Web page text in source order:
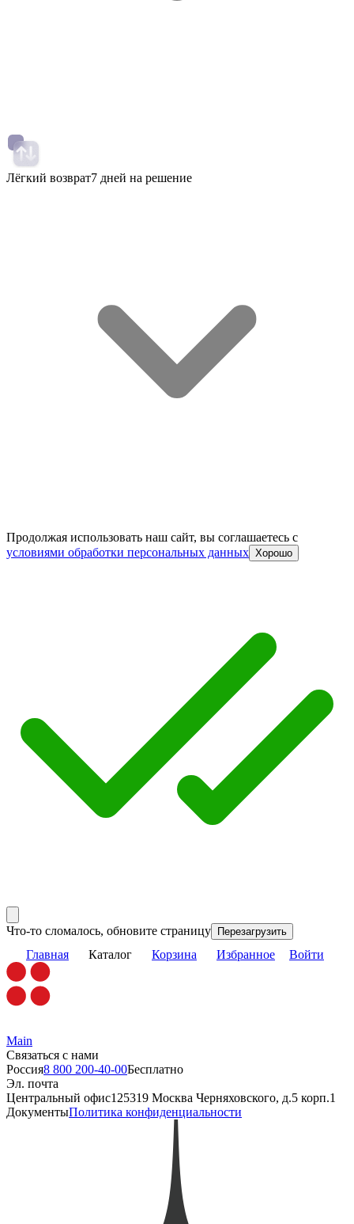
Лёгкий возврат7 дней на решение
Продолжая использовать наш сайт, вы соглашаетесь c
условиями обработки персональных данных Хорошо
Что-то сломалось, обновите страницу Перезагрузить
Главная Каталог Корзина Избранное Войти
Main
Связаться с нами
Россия8 800 200-40-00Бесплатно
Эл. почта
Центральный офис125319 Москва Черняховского, д.5 корп.1
ДокументыПолитика конфиденциальности